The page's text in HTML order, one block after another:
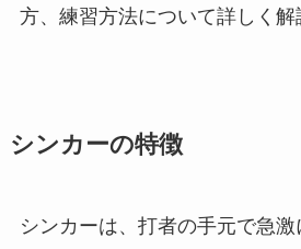
方、練習方法について詳しく解
シンカーの特徴
シンカーは、打者の手元で急